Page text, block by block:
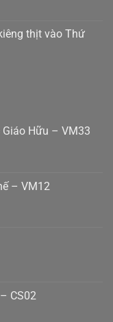
thịt vào Thứ
Hữu – VM33
– VM12
CS02